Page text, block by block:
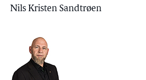
Nils Kristen Sandtrøen